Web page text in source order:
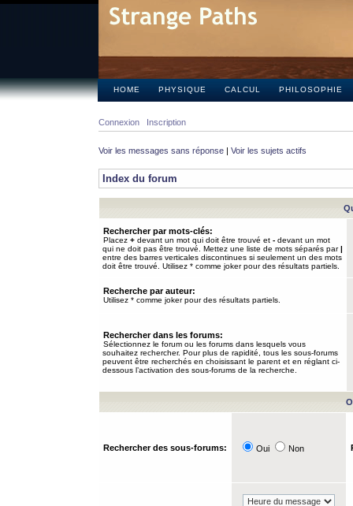
HOME PHYSIQUE CALCUL PHILOSOPHIE
Connexion Inscription
Voir les messages sans réponse | Voir les sujets actifs
Index du forum
Rechercher par mots-clés:
Placez + devant un mot qui doit être trouvé et - devant un mot
qui ne doit pas être trouvé. Mettez une liste de mots séparés par|
entre des barres verticales discontinues si seulement un des mots
doit être trouvé. Utilisez * comme joker pour des résultats partiels.
Recherche par auteur:
Utilisez * comme joker pour des résultats partiels.
Rechercher dans les forums:
Sélectionnez le forum ou les forums dans lesquels vous
souhaitez rechercher. Pour plus de rapidité, tous les sous-forums
peuvent être recherchés en choisissant le parent et en réglant ci-
dessous l’activation des sous-forums de la recherche.
Rechercher des sous-forums: Oui Non